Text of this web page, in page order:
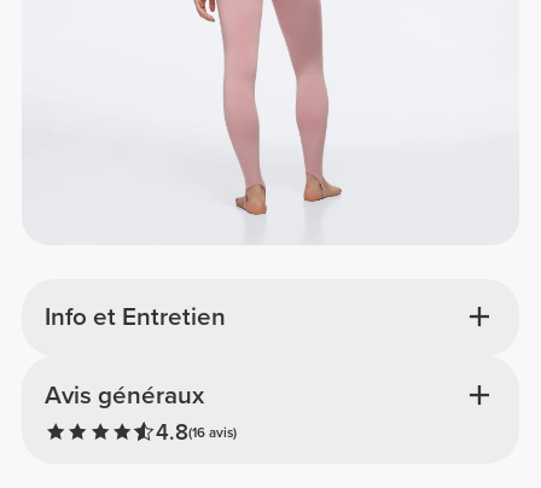
Info et Entretien
Avis généraux
4.8(16 avis)